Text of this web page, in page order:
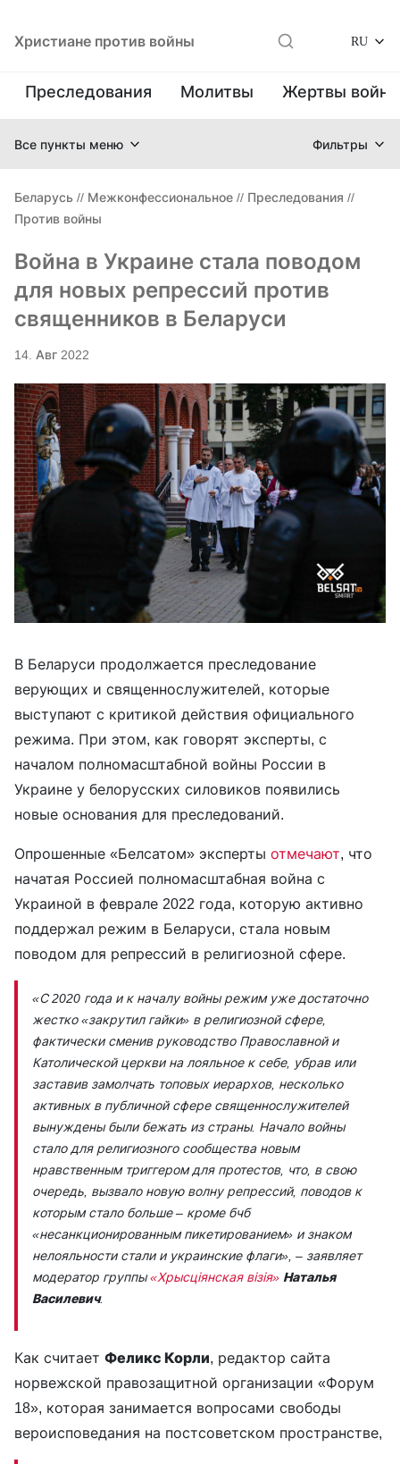
Христиане против войны RU
Преследования Молитвы Жертвы
Все пункты меню Фильтры
Беларусь // Межконфессиональное // Преследования //
Против войны
Война в Украине стала поводом
для новых репрессий против
священников в Беларуси
14. Авг 2022
В Беларуси продолжается преследование
верующих и священнослужителей, которые
выступают с критикой действия официального
режима. При этом, как говорят эксперты, с
началом полномасштабной войны России в
Украине у белорусских силовиков появились
новые основания для преследований.
Опрошенные «Белсатом» эксперты отмечают, что
начатая Россией полномасштабная война с
Украиной в феврале 2022 года, которую активно
поддержал режим в Беларуси, стала новым
поводом для репрессий в религиозной сфере.
«С 2020 года и к началу войны режим уже достаточно
жестко «закрутил гайки» в религиозной сфере,
фактически сменив руководство Православной и
Католической церкви на лояльное к себе, убрав или
заставив замолчать топовых иерархов, несколько
активных в публичной сфере священнослужителей
вынуждены были бежать из страны. Начало войны
стало для религиозного сообщества новым
нравственным триггером для протестов, что, в свою
очередь, вызвало новую волну репрессий, поводов к
которым стало больше – кроме бчб
«несанкционированным пикетированием» и знаком
нелояльности стали и украинские флаги» , – заявляет
модератор группы«Хрысціянская візія» Наталья
Василевич.
Как считает Феликс Корли, редактор сайта
норвежской правозащитной организации «Форум
18», которая занимается вопросами свободы
вероисповедания на постсоветском пространстве,